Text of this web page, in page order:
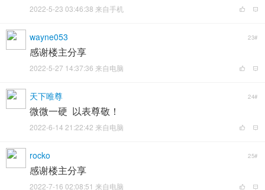
2022-5-23 03:46:38 来自手机
wayne053 23#
感谢楼主分享
2022-5-27 14:37:36 来自电脑
天下唯尊 24#
微微一硬 以表尊敬！
2022-6-14 21:22:42 来自电脑
rocko 25#
感谢楼主分享
2022-7-16 02:08:51 来自电脑